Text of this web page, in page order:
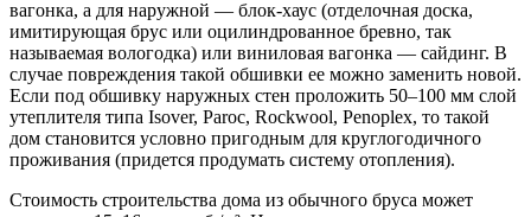
вагонка, а для наружной — блок-хаус (отделочная доска,
имитирующая брус или оцилиндрованное бревно, так
называемая вологодка) или виниловая вагонка — сайдинг. В
случае повреждения такой обшивки ее можно заменить новой.
Если под обшивку наружных стен проложить 50–100 мм слой
утеплителя типа Isover, Paroc, Rockwool, Penoplex, то такой
дом становится условно пригодным для круглогодичного
проживания (придется продумать систему отопления).
Стоимость строительства дома из обычного бруса может